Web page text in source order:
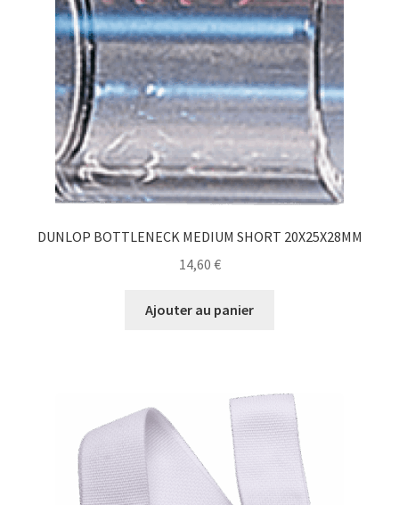
DUNLOP BOTTLENECK MEDIUM SHORT 20X25X28MM
14,60 €
Ajouter au panier